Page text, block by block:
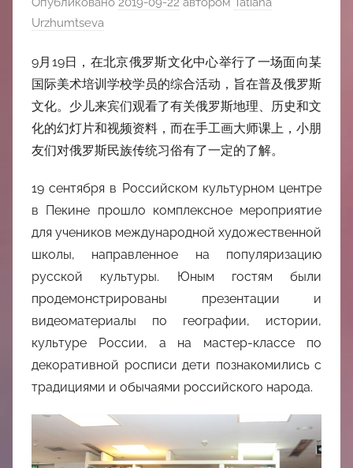
文
化
中
心
Urzhumtseva
9月19日，在北京俄罗斯文化中心举行了一场面向某
国际美术培训学校学员的综合活动，旨在普及俄罗斯
文化。少儿来宾们观看了有关俄罗斯地理、历史和文
化的幻灯片和视频资料，而在手工画大师课上，小朋
友们对俄罗斯民族传统习俗有了一定的了解。
19 сентября в Российском культурном центре
в Пекине прошло комплексное мероприятие
для учеников международной художественной
школы, направленное на популяризацию
русской культуры. Юным гостям были
продемонстрированы презентации и
видеоматериалы по географии, истории,
культуре России, а на мастер-классе по
декоративной росписи дети познакомились с
традициями и обычаями российского народа.